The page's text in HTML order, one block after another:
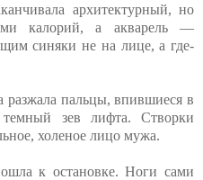
архитектурный, но
калорий, а акварель —
синяки не на лице, а где-
разжала пальцы, впившиеся в
зев лифта. Створки
холеное лицо мужа.
к остановке. Ноги сами